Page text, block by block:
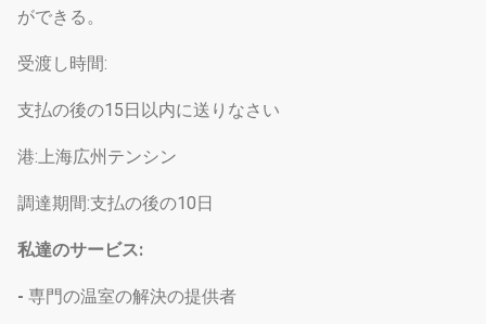
ができる。
受渡し時間:
支払の後の15日以内に送りなさい
港:上海広州テンシン
調達期間:支払の後の10日
私達のサービス:
- 専門の温室の解決の提供者